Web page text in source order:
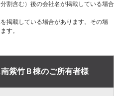
割含む）後の会社名が掲載している場合
掲載している場合があります。その場
す。
紫竹Ｂ棟のご所有者様